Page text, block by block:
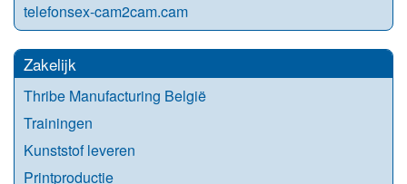
telefonsex-cam2cam.cam
Zakelijk
Thribe Manufacturing België
Trainingen
Kunststof leveren
Printproductie